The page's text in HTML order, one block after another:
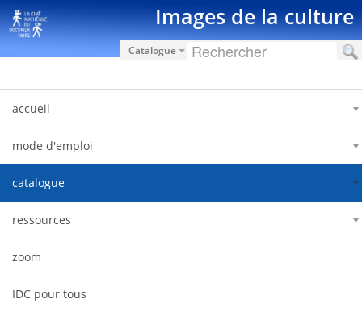
Saut au contenu Images de la culture
Catalogue
accueil
mode d'emploi
catalogue
ressources
zoom
IDC pour tous